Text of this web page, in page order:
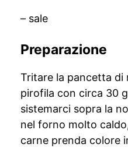
– sale
Preparazione
Tritare la pancetta di
pirofila con circa 30
sistemarci sopra la
nel forno molto
carne prenda colore